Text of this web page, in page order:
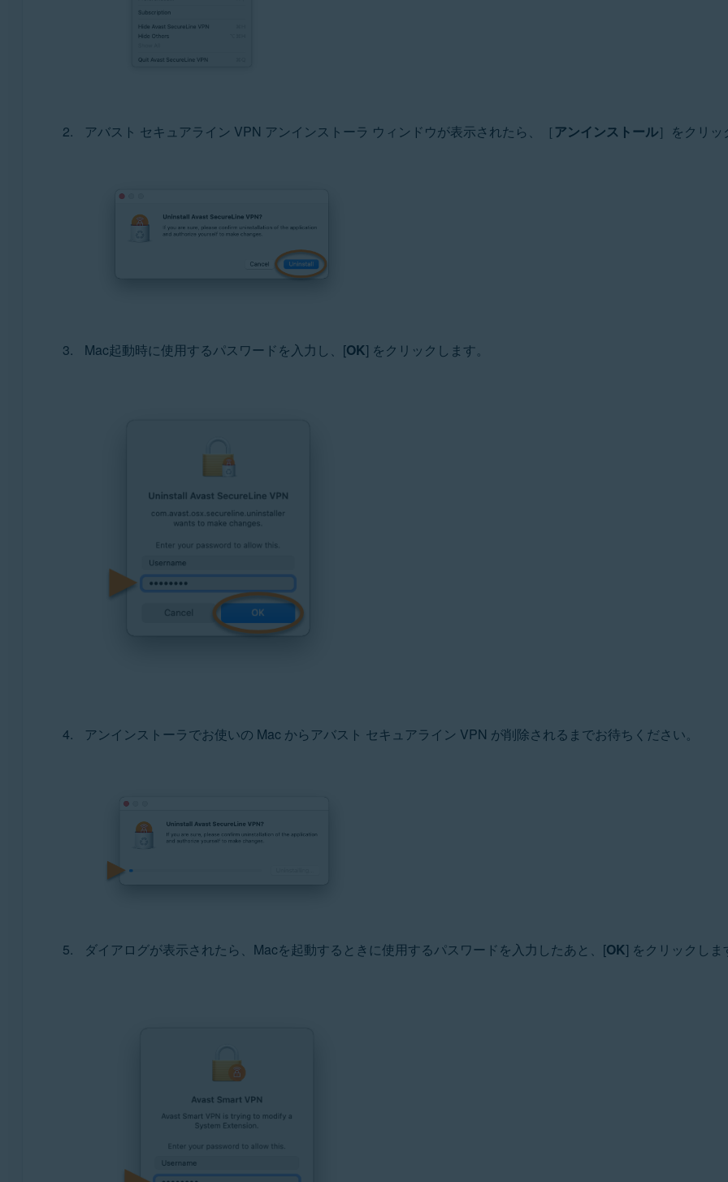
アバスト セキュアライン VPN アンインストーラ ウィンドウが表示されたら、［アンインストール］をクリッ
Mac起動時に使用するパスワードを入力し、[OK] をクリックします。
アンインストーラでお使いの Mac からアバスト セキュアライン VPN が削除されるまでお待ちください。
ダイアログが表示されたら、Macを起動するときに使用するパスワードを入力したあと、[OK] をクリックしま